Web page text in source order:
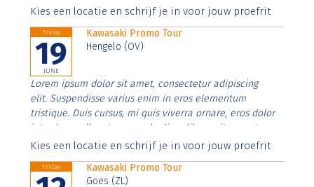
Aenean faucibus nibh et justo cursus id rutrum lorem
Kies een locatie en schrijf je in voor jouw proefrit
Friday
19
JUNE
Kawasaki Promo Tour
Hengelo (OV)
Lorem ipsum dolor sit amet, consectetur adipiscing
elit. Suspendisse varius enim in eros elementum
tristique. Duis cursus, mi quis viverra ornare, eros dolor
interdum nulla, ut commodo diam libero vitae erat.
Aenean faucibus nibh et justo cursus id rutrum lorem
Kies een locatie en schrijf je in voor jouw proefrit
Friday
Kawasaki Promo Tour
Goes (ZL)